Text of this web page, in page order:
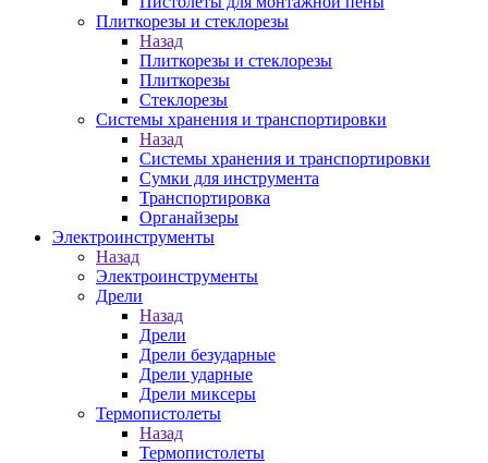
Плиткорезы и стеклорезы
Назад
Плиткорезы и стеклорезы
Плиткорезы
Стеклорезы
Системы хранения и транспортировки
Назад
Системы хранения и транспортировки
Сумки для инструмента
Транспортировка
Органайзеры
Электроинструменты
Назад
Электроинструменты
Дрели
Назад
Дрели
Дрели безударные
Дрели ударные
Дрели миксеры
Термопистолеты
Назад
Термопистолеты